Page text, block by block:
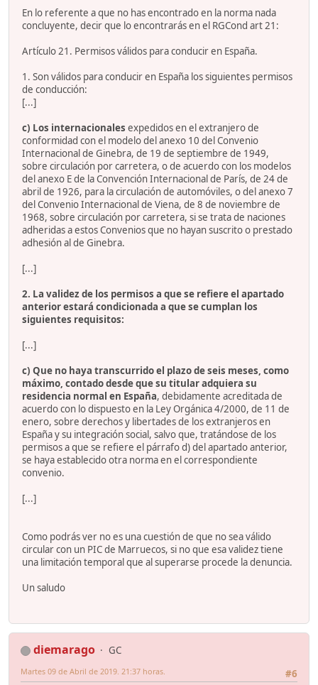
En lo referente a que no has encontrado en la norma nada
concluyente, decir que lo encontrarás en el RGCond art 21:
Artículo 21. Permisos válidos para conducir en España.
1. Son válidos para conducir en España los siguientes permisos
de conducción:
[...]
c) Los internacionales expedidos en el extranjero de
conformidad con el modelo del anexo 10 del Convenio
Internacional de Ginebra, de 19 de septiembre de 1949,
sobre circulación por carretera, o de acuerdo con los modelos
del anexo E de la Convención Internacional de París, de 24 de
abril de 1926, para la circulación de automóviles, o del anexo 7
del Convenio Internacional de Viena, de 8 de noviembre de
1968, sobre circulación por carretera, si se trata de naciones
adheridas a estos Convenios que no hayan suscrito o prestado
adhesión al de Ginebra.
[...]
2. La validez de los permisos a que se refiere el apartado
anterior estará condicionada a que se cumplan los
siguientes requisitos:
[...]
c) Que no haya transcurrido el plazo de seis meses, como
máximo, contado desde que su titular adquiera su
residencia normal en España, debidamente acreditada de
acuerdo con lo dispuesto en la Ley Orgánica 4/2000, de 11 de
enero, sobre derechos y libertades de los extranjeros en
España y su integración social, salvo que, tratándose de los
permisos a que se refiere el párrafo d) del apartado anterior,
se haya establecido otra norma en el correspondiente
convenio.
[...]
Como podrás ver no es una cuestión de que no sea válido
circular con un PIC de Marruecos, si no que esa validez tiene
una limitación temporal que al superarse procede la denuncia.
Un saludo
diemarago
GC
#6
Martes 09 de Abril de 2019. 21:37 horas.